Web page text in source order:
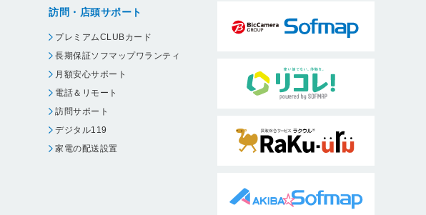
訪問・店頭サポート
プレミアムCLUBカード
長期保証ソフマップワランティ
月額安心サポート
電話＆リモート
訪問サポート
デジタル119
家電の配送設置